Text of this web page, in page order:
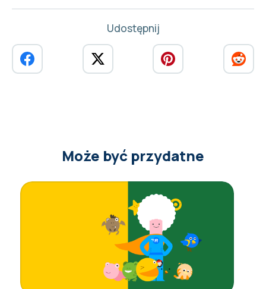
Udostępnij
Może być przydatne